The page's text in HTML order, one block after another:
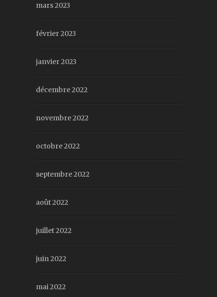
mars 2023
février 2023
janvier 2023
décembre 2022
novembre 2022
octobre 2022
septembre 2022
août 2022
juillet 2022
juin 2022
mai 2022